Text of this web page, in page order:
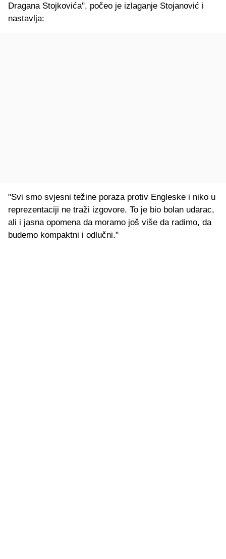
Dragana Stojkovića", počeo je izlaganje Stojanović i
nastavlja:
"Svi smo svjesni težine poraza protiv Engleske i niko u
reprezentaciji ne traži izgovore. To je bio bolan udarac,
ali i jasna opomena da moramo još više da radimo, da
budemo kompaktni i odlučni."